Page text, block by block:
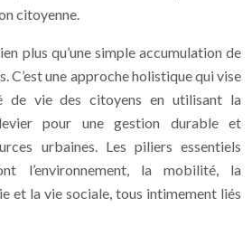
citoyenne.
plus qu’une simple accumulation de
C’est une approche holistique qui vise
de vie des citoyens en utilisant la
pour une gestion durable et
urbaines. Les piliers essentiels
l’environnement, la mobilité, la
et la vie sociale, tous intimement liés